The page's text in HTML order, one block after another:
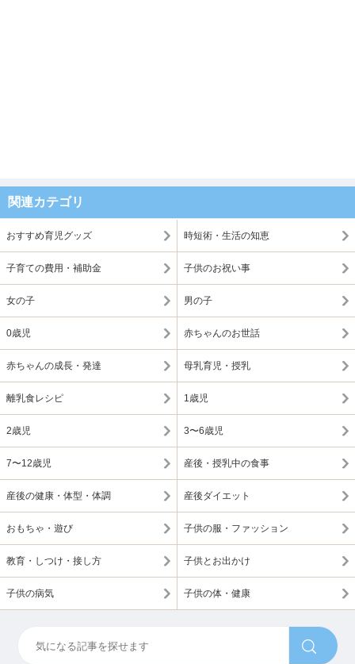
関連カテゴリ
おすすめ育児グッズ 時短術・生活の知恵
子育ての費用・補助金 子供のお祝い事
女の子 男の子
0歳児 赤ちゃんのお世話
赤ちゃんの成長・発達 母乳育児・授乳
離乳食レシピ 1歳児
2歳児 3〜6歳児
7〜12歳児 産後・授乳中の食事
産後の健康・体型・体調 産後ダイエット
おもちゃ・遊び 子供の服・ファッション
教育・しつけ・接し方 子供とお出かけ
子供の病気 子供の体・健康